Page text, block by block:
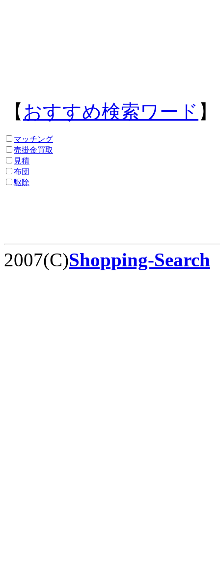
【 おすすめ検索ワード 】
マッチング
売掛金買取
見積
布団
駆除
2007(C)Shopping-Search